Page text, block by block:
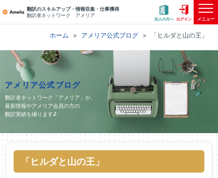
翻訳のスキルアップ・情報収集・仕事獲得
翻訳者ネットワーク アメリア
法人の方へ ログイン メニュー
ホーム アメリア公式ブログ 「ヒルダと山の王」
アメリア公式ブログ
翻訳者ネットワーク「アメリア」が、
最新情報やアメリア会員の方の
翻訳実績を綴ります♪
「ヒルダと山の王」